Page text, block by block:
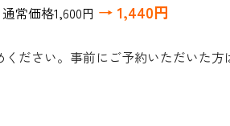
常価格1,600円 → 1,440円
ださい。 事前にご予約いただいた方